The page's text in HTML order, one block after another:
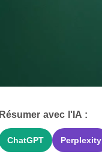
Résumer avec l'IA :
ChatGPT Perplexity